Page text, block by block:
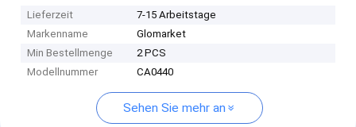
Lieferzeit
7-15 Arbeitstage
Markenname
Glomarket
Min Bestellmenge
2 PCS
Modellnummer
CA0440
Sehen Sie mehr an